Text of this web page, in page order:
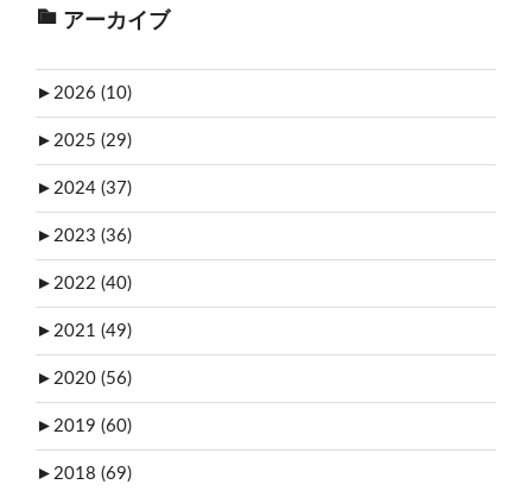
アーカイブ
► 2026 (10)
► 2025 (29)
► 2024 (37)
► 2023 (36)
► 2022 (40)
► 2021 (49)
► 2020 (56)
► 2019 (60)
► 2018 (69)